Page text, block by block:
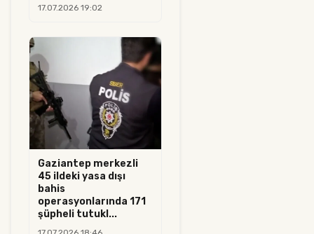
17.07.2026 19:02
Gaziantep merkezli
45 ildeki yasa dışı
bahis
operasyonlarında 171
şüpheli tutukl...